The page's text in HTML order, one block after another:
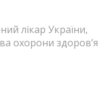
лікар України,
охорони здоровʼя